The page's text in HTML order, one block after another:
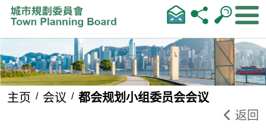
跳到内容
主页 会议
都会规划小组委员会会议
返回